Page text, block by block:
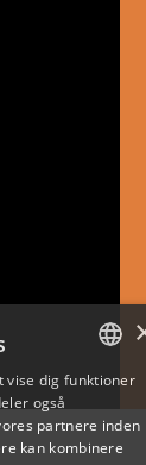
ENGLISH
vise dig funktioner
også
partnere inden
kan kombinere